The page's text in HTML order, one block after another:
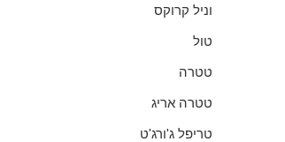
וניל קרוקס
טול
טטרה
טטרה אריג
טריפל ג'ורג'ט